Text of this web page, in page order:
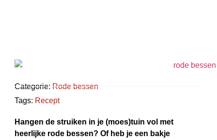
Categorie: Rode bessen
Tags: Recept
Hangen de struiken in je (moes)tuin vol met
heerlijke rode bessen? Of heb je een bakje